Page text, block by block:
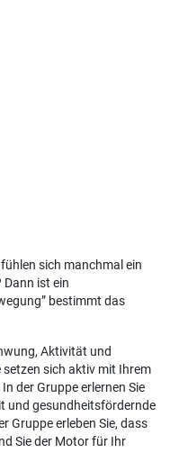
sich manchmal ein
ist ein
bestimmt das
Aktivität und
setzen sich aktiv mit Ihrem
der Gruppe erlernen Sie
und gesundheitsfördernde
Gruppe erleben Sie, dass
Sie der Motor für Ihr